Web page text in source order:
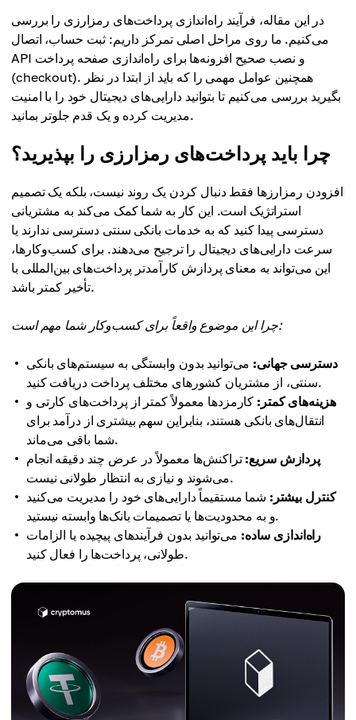
در این مقاله، فرآیند راه‌اندازی پرداخت‌های رمزارزی را بررسی
می‌کنیم. ما روی مراحل اصلی تمرکز داریم: ثبت حساب، اتصال
API و نصب صحیح افزونه‌ها برای راه‌اندازی صفحه پرداخت
(checkout). همچنین عوامل مهمی را که باید از ابتدا در نظر
بگیرید بررسی می‌کنیم تا بتوانید دارایی‌های دیجیتال خود را با امنیت
مدیریت کرده و یک قدم جلوتر بمانید.
چرا باید پرداخت‌های رمزارزی را بپذیرید؟
افزودن رمزارزها فقط دنبال کردن یک روند نیست، بلکه یک تصمیم
استراتژیک است. این کار به شما کمک می‌کند به مشتریانی
دسترسی پیدا کنید که به خدمات بانکی سنتی دسترسی ندارند یا
سرعت دارایی‌های دیجیتال را ترجیح می‌دهند. برای کسب‌وکارها،
این می‌تواند به معنای پردازش کارآمدتر پرداخت‌های بین‌المللی با
تأخیر کمتر باشد.
چرا این موضوع واقعاً برای کسب‌وکار شما مهم است:
دسترسی جهانی: می‌توانید بدون وابستگی به سیستم‌های بانکی
سنتی، از مشتریان کشورهای مختلف پرداخت دریافت کنید.
هزینه‌های کمتر: کارمزدها معمولاً کمتر از پرداخت‌های کارتی و
انتقال‌های بانکی هستند، بنابراین سهم بیشتری از درآمد برای
شما باقی می‌ماند.
پردازش سریع: تراکنش‌ها معمولاً در عرض چند دقیقه انجام
می‌شوند و نیازی به انتظار طولانی نیست.
کنترل بیشتر: شما مستقیماً دارایی‌های خود را مدیریت می‌کنید
و به محدودیت‌ها یا تصمیمات بانک‌ها وابسته نیستید.
راه‌اندازی ساده: می‌توانید بدون فرآیندهای پیچیده یا الزامات
طولانی، پرداخت‌ها را فعال کنید.